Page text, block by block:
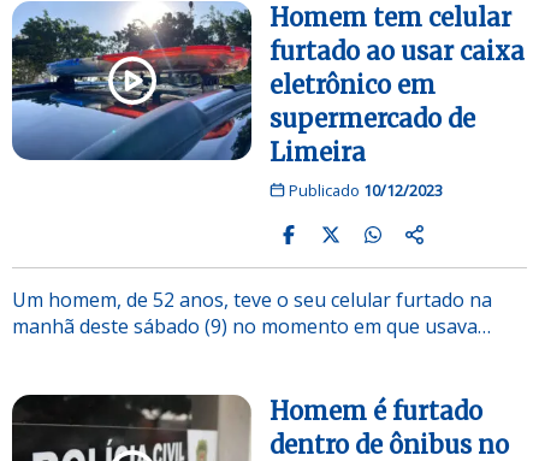
Homem tem celular
furtado ao usar caixa
eletrônico em
supermercado de
Limeira
Publicado 10/12/2023
Um homem, de 52 anos, teve o seu celular furtado na
manhã deste sábado (9) no momento em que usava…
Homem é furtado
dentro de ônibus no